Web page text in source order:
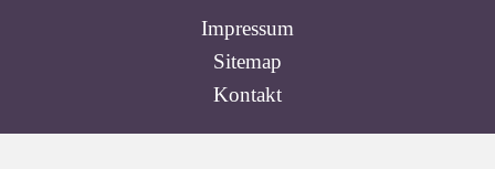
Impressum
Sitemap
Kontakt